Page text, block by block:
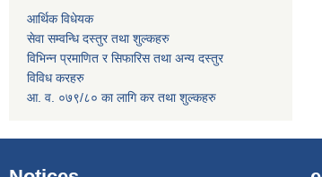
आर्थिक विधेयक
सेवा सम्वन्धि दस्तुर तथा शुल्कहरु
विभिन्न प्रमाणित र सिफारिस तथा अन्य दस्तुर
विविध करहरु
आ. व. ०७९/८० का लागि कर तथा शुल्कहरु